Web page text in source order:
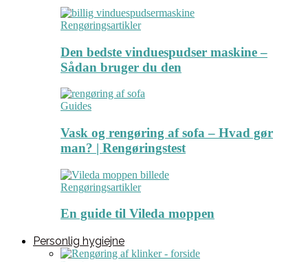
Rengøringsartikler
Den bedste vinduespudser maskine –
Sådan bruger du den
Guides
Vask og rengøring af sofa – Hvad gør
man? | Rengøringstest
Rengøringsartikler
En guide til Vileda moppen
Personlig hygiejne